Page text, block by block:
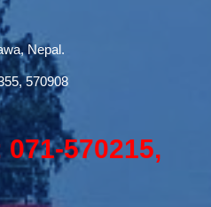
Nepal.
570908
570215,